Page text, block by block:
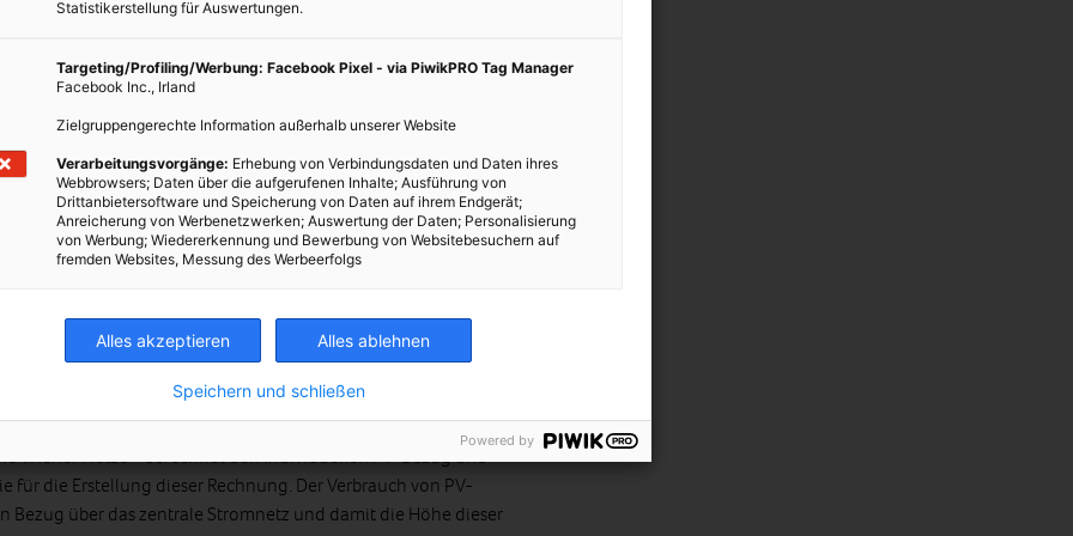
Dachflächen der geeigneten Wohnobjekte abgeschlossen.
für die Nutzung des Solarstroms an die Bewohner
was uns entsprechend optimistisch in die Zukunft
Anfrage bis zur eigenen PV-Anlage am Dach?
das Potential der Wohnhausanlage geprüft und ein
sind unterschiedliche Einreichungen bezüglich der
abgeschlossen, treten wir an die Bewohner des
Interesse besteht, errichten wir die Gemeinschafts-
zusätzliche Rechnung für den bezogenen PV-Strom. Der
Wiener Netze – berechnet den individuellen PV-Bezug und
für die Erstellung dieser Rechnung. Der Verbrauch von PV-
Bezug über das zentrale Stromnetz und damit die Höhe dieser
Statistikerstellung für Auswertungen.
Targeting/Profiling/Werbung: Facebook Pixel - via PiwikPRO Tag Manager
Facebook Inc., Irland
Zielgruppengerechte Information außerhalb unserer Website
Verarbeitungsvorgänge: Erhebung von Verbindungsdaten und Daten ihres
Webbrowsers; Daten über die aufgerufenen Inhalte; Ausführung von
Drittanbietersoftware und Speicherung von Daten auf ihrem Endgerät;
Anreicherung von Werbenetzwerken; Auswertung der Daten; Personalisierung
von Werbung; Wiedererkennung und Bewerbung von Websitebesuchern auf
fremden Websites, Messung des Werbeerfolgs
Alles akzeptieren Alles ablehnen
Speichern und schließen
Powered by